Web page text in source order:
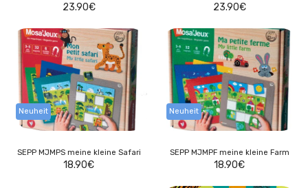
23.90€ 23.90€
Neuheit
SEPP MJMPS meine kleine Safari
18.90€
Neuheit
SEPP MJMPF meine kleine Farm
18.90€